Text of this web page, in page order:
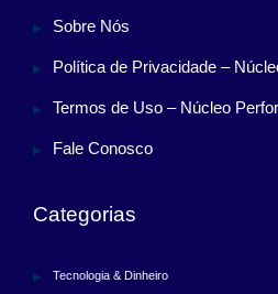
Sobre Nós
Política de Privacidade –
Termos de Uso – Núcleo
Fale Conosco
Categorias
Tecnologia & Dinheiro